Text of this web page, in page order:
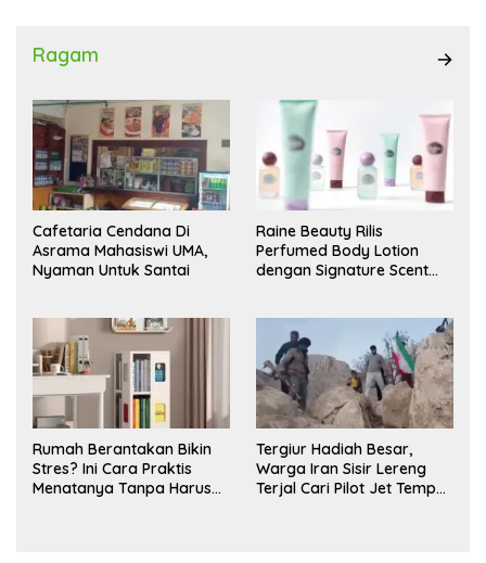
Ragam
Cafetaria Cendana Di
Asrama Mahasiswi UMA,
Nyaman Untuk Santai
Raine Beauty Rilis
Perfumed Body Lotion
dengan Signature Scent
Rumah Berantakan Bikin
Stres? Ini Cara Praktis
Menatanya Tanpa Harus
Tergiur Hadiah Besar,
Warga Iran Sisir Lereng
Terjal Cari Pilot Jet Tempur